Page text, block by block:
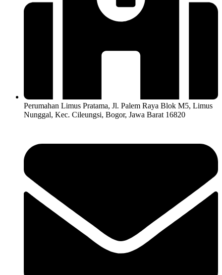
Perumahan Limus Pratama, Jl. Palem Raya Blok M5, Limus
Nunggal, Kec. Cileungsi, Bogor, Jawa Barat 16820